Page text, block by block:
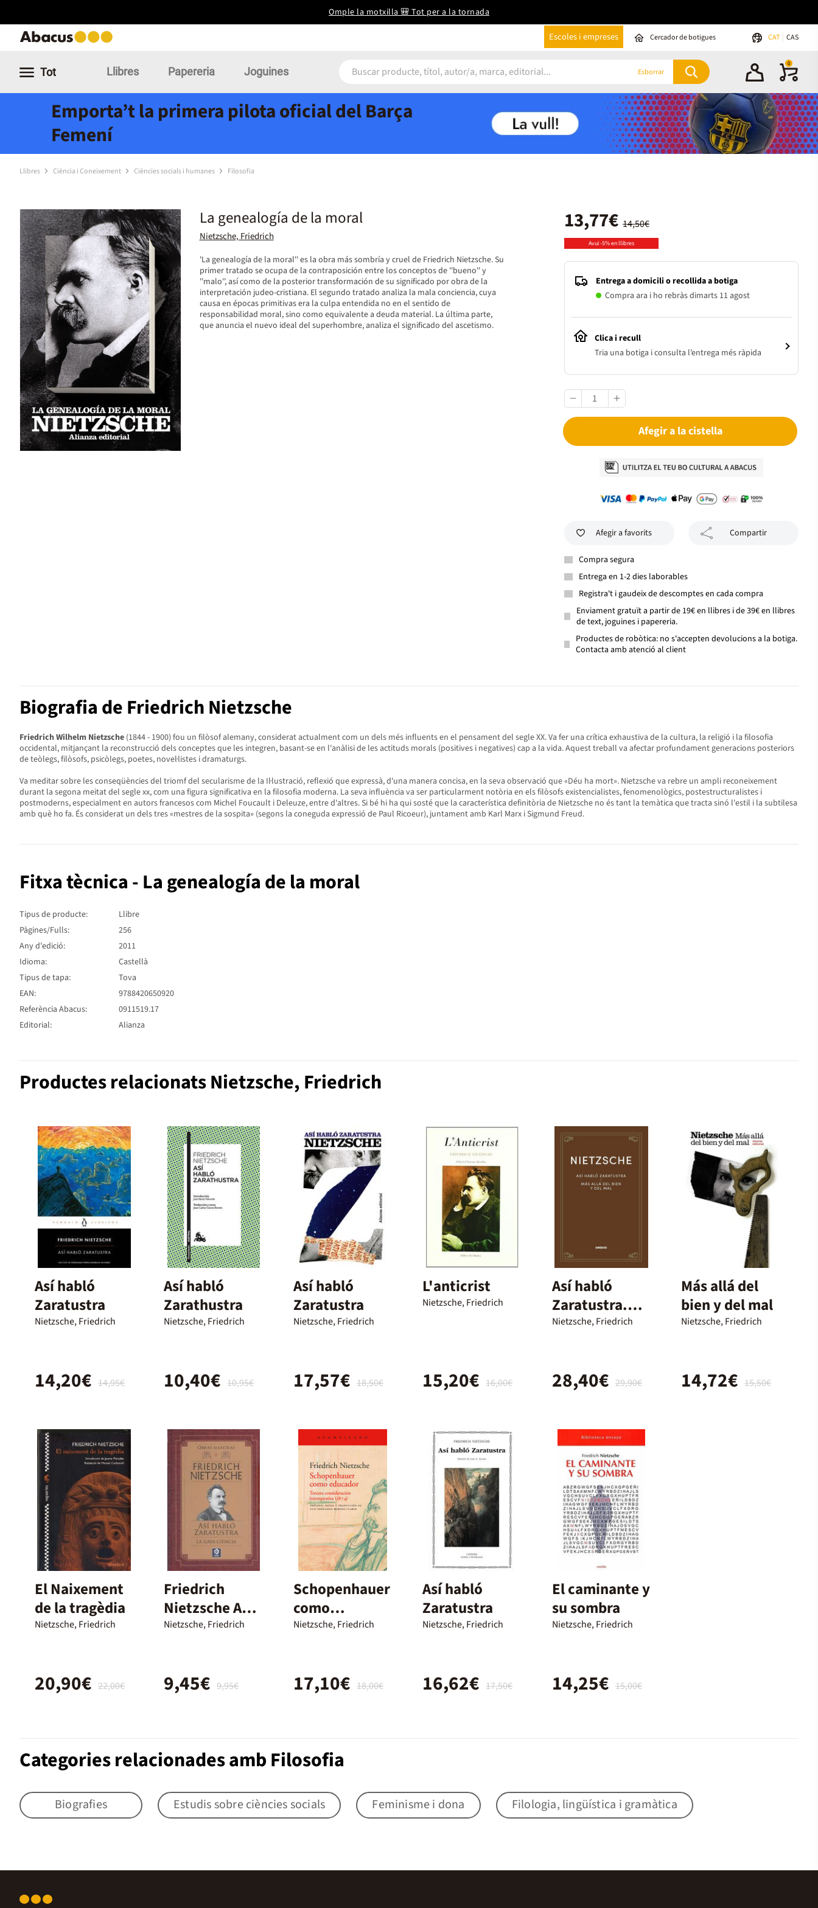
Omple la motxilla 🎒 Tot per a la tornada
Escoles i empreses Cercador de botigues CAT CAS
Tot Llibres Papereria Joguines Esborrar
0
Emporta’t la primera pilota oficial del Barça
Femení
Llibres Ciència i Coneixement Ciències socials i humanes Filosofia
La genealogía de la moral
Nietzsche, Friedrich
'La genealogía de la moral'' es la obra más sombría y cruel de Friedrich Nietzsche. Su
primer tratado se ocupa de la contraposición entre los conceptos de ''bueno'' y
''malo'', así como de la posterior transformación de su significado por obra de la
interpretación judeo-cristiana. El segundo tratado analiza la mala conciencia, cuya
causa en épocas primitivas era la culpa entendida no en el sentido de
responsabilidad moral, sino como equivalente a deuda material. La última parte,
que anuncia el nuevo ideal del superhombre, analiza el significado del ascetismo.
14,50€
13,77€
Avui -5% en llibres
Entrega a domicili o recollida a botiga
Compra ara i ho rebràs dimarts 11 agost
Clica i recull
Tria una botiga i consulta l’entrega més ràpida
Afegir a la cistella
Afegir a favorits Compartir
Compra segura
Entrega en 1-2 dies laborables
Registra't i gaudeix de descomptes en cada compra
Enviament gratuït a partir de 19€ en llibres i de 39€ en llibres
de text, joguines i papereria.
Productes de robòtica: no s'accepten devolucions a la botiga.
Contacta amb atenció al client
Biografia de Friedrich Nietzsche
Friedrich Wilhelm Nietzsche (1844 - 1900) fou un filòsof alemany, considerat actualment com un dels més influents en el pensament del segle XX. Va fer una crítica exhaustiva de la cultura, la religió i la filosofia
occidental, mitjançant la reconstrucció dels conceptes que les integren, basant-se en l'anàlisi de les actituds morals (positives i negatives) cap a la vida. Aquest treball va afectar profundament generacions posteriors
de teòlegs, filòsofs, psicòlegs, poetes, novel·listes i dramaturgs.
Va meditar sobre les conseqüències del triomf del secularisme de la Il·lustració, reflexió que expressà, d'una manera concisa, en la seva observació que «Déu ha mort». Nietzsche va rebre un ampli reconeixement
durant la segona meitat del segle xx, com una figura significativa en la filosofia moderna. La seva influència va ser particularment notòria en els filòsofs existencialistes, fenomenològics, postestructuralistes i
postmoderns, especialment en autors francesos com Michel Foucault i Deleuze, entre d'altres. Si bé hi ha qui sosté que la característica definitòria de Nietzsche no és tant la temàtica que tracta sinó l'estil i la subtilesa
amb què ho fa. És considerat un dels tres «mestres de la sospita» (segons la coneguda expressió de Paul Ricoeur), juntament amb Karl Marx i Sigmund Freud.
Fitxa tècnica - La genealogía de la moral
Tipus de producte:
Llibre
Pàgines/Fulls:
256
Any d'edició:
2011
Idioma:
Castellà
Tipus de tapa:
Tova
EAN:
9788420650920
Referència Abacus:
0911519.17
Editorial:
Alianza
Productes relacionats Nietzsche, Friedrich
Así habló
Zaratustra
Nietzsche, Friedrich
14,95€
14,20€
Así habló
Zarathustra
Nietzsche, Friedrich
10,95€
10,40€
Así habló
Zaratustra
Nietzsche, Friedrich
18,50€
17,57€
L'anticrist
Nietzsche, Friedrich
16,00€
15,20€
Así habló
Zaratustra.
Más allá del
Nietzsche, Friedrich
29,90€
28,40€
Más allá del
bien y del mal
Nietzsche, Friedrich
15,50€
14,72€
El Naixement
de la tragèdia
Nietzsche, Friedrich
22,00€
20,90€
Friedrich
Nietzsche Así
Habló
Nietzsche, Friedrich
9,95€
9,45€
Schopenhauer
como
educador
Nietzsche, Friedrich
18,00€
17,10€
Así habló
Zaratustra
Nietzsche, Friedrich
17,50€
16,62€
El caminante y
su sombra
Nietzsche, Friedrich
15,00€
14,25€
Categories relacionades amb Filosofia
Biografies Estudis sobre ciències socials Feminisme i dona Filologia, lingüística i gramàtica